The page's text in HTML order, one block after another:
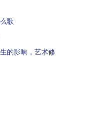
歌
的影响，艺术修